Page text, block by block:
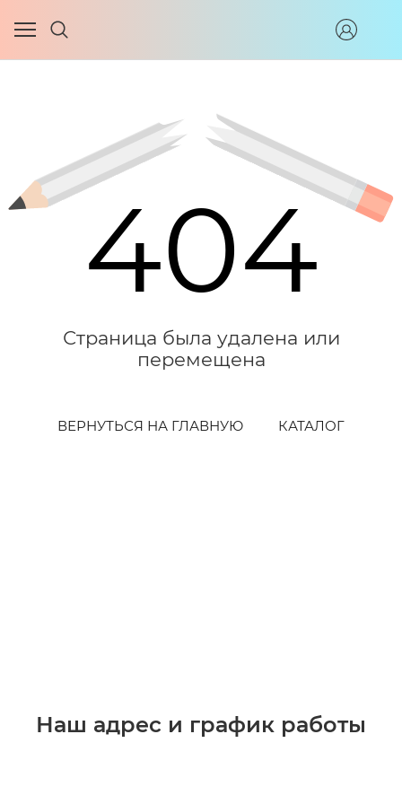
404
Страница была удалена или
перемещена
ВЕРНУТЬСЯ НА ГЛАВНУЮ КАТАЛОГ
Наш адрес и график работы